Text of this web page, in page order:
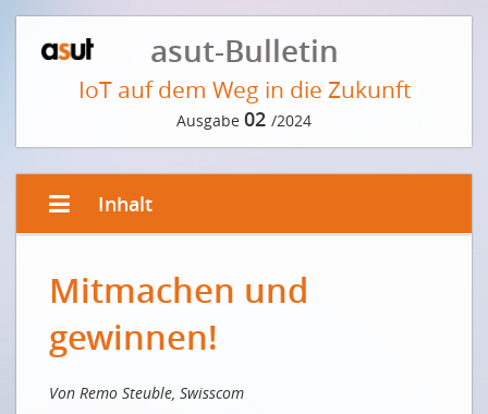
asut-Bulletin
IoT auf dem Weg in die Zukunft
Ausgabe 02 /2024
Inhalt
Mitmachen und gewinnen!
Le voyage attend - mettons-nous en route !
VORWORT DER REDAKTION
Die Zeichen stehen gut
Mitmachen und
gewinnen!
Von Remo Steuble, Swisscom